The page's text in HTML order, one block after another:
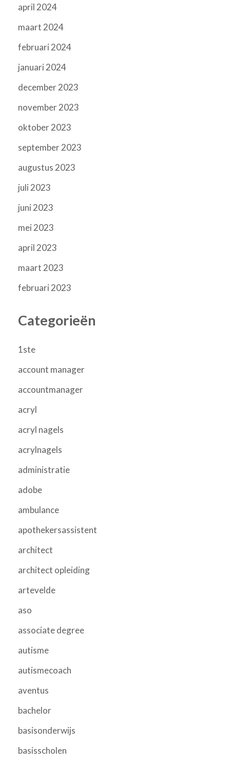
april 2024
maart 2024
februari 2024
januari 2024
december 2023
november 2023
oktober 2023
september 2023
augustus 2023
juli 2023
juni 2023
mei 2023
april 2023
maart 2023
februari 2023
Categorieën
1ste
account manager
accountmanager
acryl
acryl nagels
acrylnagels
administratie
adobe
ambulance
apothekersassistent
architect
architect opleiding
artevelde
aso
associate degree
autisme
autismecoach
aventus
bachelor
basisonderwijs
basisscholen